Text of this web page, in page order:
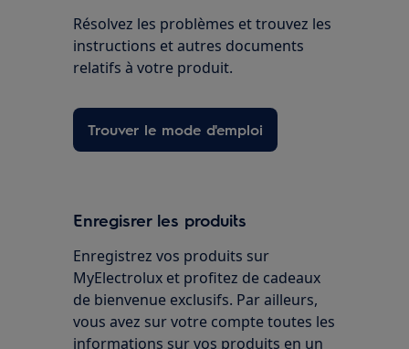
Résolvez les problèmes et trouvez les
instructions et autres documents
relatifs à votre produit.
Trouver le mode d'emploi
Enregisrer les produits
Enregistrez vos produits sur
MyElectrolux et profitez de cadeaux
de bienvenue exclusifs. Par ailleurs,
vous avez sur votre compte toutes les
informations sur vos produits en un